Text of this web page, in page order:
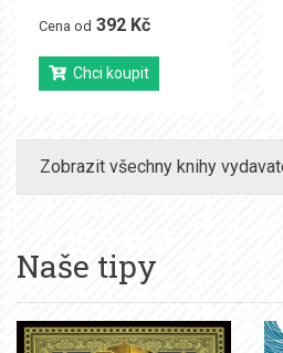
Cena od 392 Kč
Chci koupit
Zobrazit všechny knihy
Naše tipy